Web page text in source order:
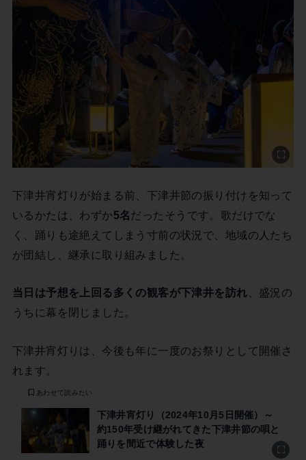
下津井宵灯りが始まる前、下津井節の振り付けを知って
いるかたは、わずか5名だったそうです。歌だけでな
く、踊りも途絶えてしまう寸前の状況で、地域の人たち
が団結し、継承に取り組みました。
当日は予想を上回る多くの観客が下津井を訪れ 、盛況の
うちに幕を閉じました。
下津井宵灯りは、今後も年に一度のお祭りとして開催さ
れます。
下津井宵灯り（2024年10月5日開催）～
約150年受け継がれてきた下津井節の唄と
踊りを間近で体験した夜
あわせて読みたい